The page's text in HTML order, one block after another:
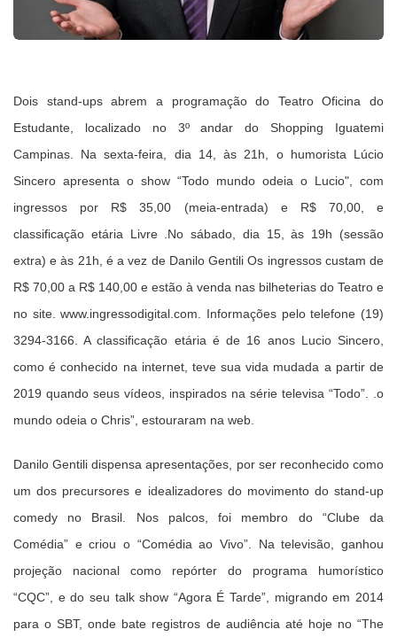
Dois stand-ups abrem a programação do Teatro Oficina do
Estudante, localizado no 3º andar do Shopping Iguatemi
Campinas. Na sexta-feira, dia 14, às 21h, o humorista Lúcio
Sincero apresenta o show “Todo mundo odeia o Lucio", com
ingressos por R$ 35,00 (meia-entrada) e R$ 70,00, e
classificação etária Livre .No sábado, dia 15, às 19h (sessão
extra) e às 21h, é a vez de Danilo Gentili Os ingressos custam de
R$ 70,00 a R$ 140,00 e estão à venda nas bilheterias do Teatro e
no site. www.ingressodigital.com. Informações pelo telefone (19)
3294-3166. A classificação etária é de 16 anos Lucio Sincero,
como é conhecido na internet, teve sua vida mudada a partir de
2019 quando seus vídeos, inspirados na série televisa “Todo”. .o
mundo odeia o Chris”, estouraram na web.
Danilo Gentili dispensa apresentações, por ser reconhecido como
um dos precursores e idealizadores do movimento do stand-up
comedy no Brasil. Nos palcos, foi membro do “Clube da
Comédia” e criou o “Comédia ao Vivo”. Na televisão, ganhou
projeção nacional como repórter do programa humorístico
“CQC”, e do seu talk show “Agora É Tarde”, migrando em 2014
para o SBT, onde bate registros de audiência até hoje no “The